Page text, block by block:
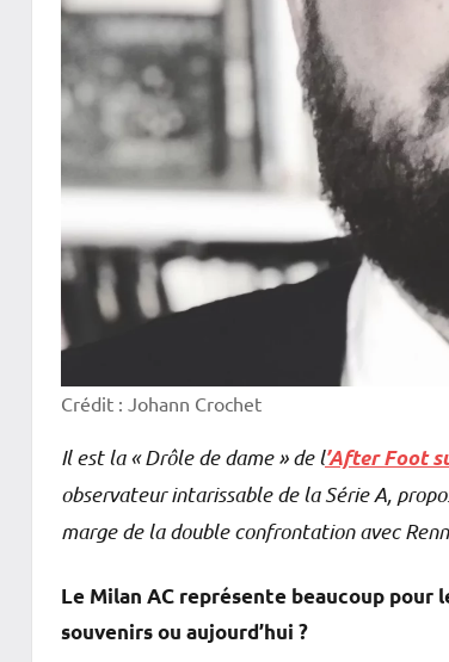
Crédit : Johann Crochet
Il est la « Drôle de dame » de l’After Foot
observateur intarissable de la Série A,
marge de la double confrontation avec
Le Milan AC représente beaucoup pour
souvenirs ou aujourd’hui ?